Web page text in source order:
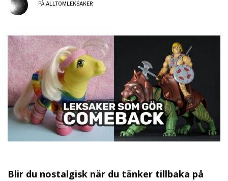
PÅALLTOMLEKSAKER
Blir du nostalgisk när du tänker tillbaka på